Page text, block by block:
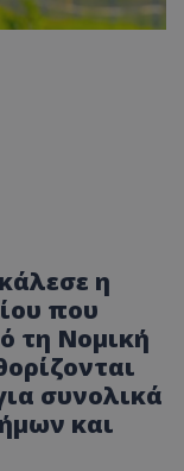
η
που
τη Νομική
συνολικά
και